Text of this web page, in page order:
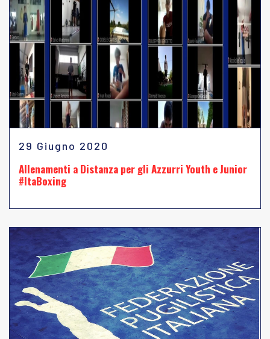
29 Giugno 2020
Allenamenti a Distanza per gli Azzurri Youth e Junior
#ItaBoxing